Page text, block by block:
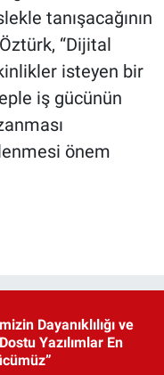
tanışacağının
“Dijital
isteyen bir
iş gücünün
önem
Dayanıklılığı ve
Yazılımlar En